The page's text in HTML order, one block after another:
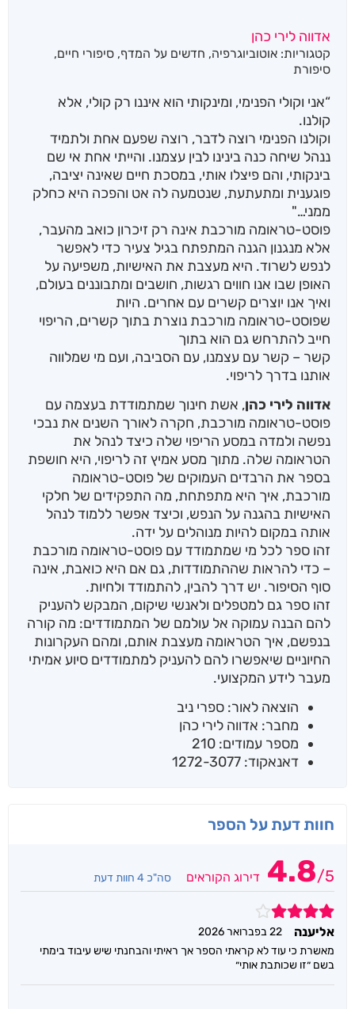
5 מבוסס על
דירוגים של
לקוחות
אדווה לירי כהן
קטגוריות: אוטוביוגרפיה, חדשים על המדף, סיפורי חיים,
סיפורת
“אני וקולי הפנימי, ומינקותי הוא איננו רק קולי, אלא
קולנו.
וקולנו הפנימי רוצה לדבר, רוצה שפעם אחת ולתמיד
ננהל שיחה כנה בינינו לבין עצמנו. והייתי אחת אי שם
בינקותי, והם פיצלו אותי, במסכת חיים שאינה יציבה,
פוגענית ומתעתעת, שנטמעה לה אט והפכה היא כחלק
ממני…"
פוסט-טראומה מורכבת אינה רק זיכרון כואב מהעבר,
אלא מנגנון הגנה המתפתח בגיל צעיר כדי לאפשר
לנפש לשרוד. היא מעצבת את האישיות, משפיעה על
האופן שבו אנו חווים רגשות, חושבים ומתבוננים בעולם,
ואיך אנו יוצרים קשרים עם אחרים. היות
שפוסט-טראומה מורכבת נוצרת בתוך קשרים, הריפוי
חייב להתרחש גם הוא בתוך
קשר – קשר עם עצמנו, עם הסביבה, ועם מי שמלווה
אותנו בדרך לריפוי.
אדווה לירי כהן, אשת חינוך שמתמודדת בעצמה עם
פוסט-טראומה מורכבת, חקרה לאורך השנים את נבכי
נפשה ולמדה במסע הריפוי שלה כיצד לנהל את
הטראומה שלה. מתוך מסע אמיץ זה לריפוי, היא חושפת
בספר את הרבדים העמוקים של פוסט-טראומה
מורכבת, איך היא מתפתחת, מה התפקידים של חלקי
האישיות בהגנה על הנפש, וכיצד אפשר ללמוד לנהל
אותה במקום להיות מנוהלים על ידה.
זהו ספר לכל מי שמתמודד עם פוסט-טראומה מורכבת
– כדי להראות שההתמודדות, גם אם היא כואבת, אינה
סוף הסיפור. יש דרך להבין, להתמודד ולחיות.
זהו ספר גם למטפלים ולאנשי שיקום, המבקש להעניק
להם הבנה עמוקה אל עולמם של המתמודדים: מה קורה
בנפשם, איך הטראומה מעצבת אותם, ומהם העקרונות
החיוניים שיאפשרו להם להעניק למתמודדים סיוע אמיתי
מעבר לידע המקצועי.
הוצאה לאור: ספרי ניב
מחבר: אדווה לירי כהן
מספר עמודים: 210
דאנאקוד: 1272-3077
חוות דעת על הספר
4.8/5 דירוג הקוראים סה"כ 4 חוות דעת
4
אליענה
22 בפברואר 2026
מאשרת כי עוד לא קראתי הספר אך ראיתי והבחנתי שיש עיבוד בימתי
בשם ״זו שכותבת אותי״